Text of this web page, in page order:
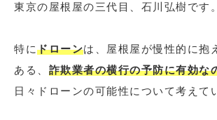
東京の屋根屋の三代目、石川弘樹です。
特にドローンは、屋根屋が慢性的に抱
ある、 詐欺業者の横行の予防に有効な
日々ドローンの可能性について考えて